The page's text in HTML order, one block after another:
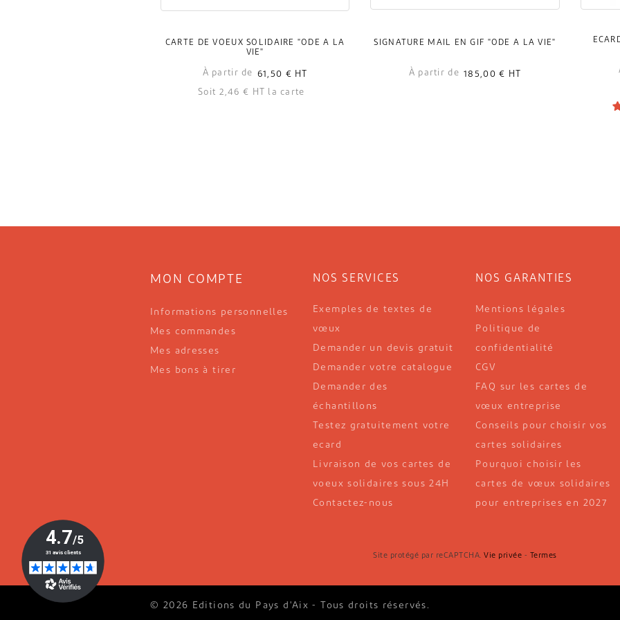
CARTE DE VOEUX SOLIDAIRE "ODE À LA
VIE"
À partir de 61,50 € HT
Soit 2,46 € HT la carte
SIGNATURE MAIL EN GIF "ODE À LA VIE"
À partir de 185,00 € HT
MON COMPTE
Informations personnelles
Mes commandes
Mes adresses
Mes bons à tirer
NOS SERVICES
Exemples de textes de
vœux
Demander un devis gratuit
Demander votre catalogue
Demander des
échantillons
Testez gratuitement votre
ecard
Livraison de vos cartes de
voeux solidaires sous 24H
Contactez-nous
NOS GARANTIES
Mentions légales
Politique de
confidentialité
CGV
FAQ sur les cartes de
vœux entreprise
Conseils pour choisir vos
cartes solidaires
Pourquoi choisir les
cartes de vœux solidaires
pour entreprises en 2027
Site protégé par reCAPTCHA.Vie privée - Termes
© 2026 Editions du Pays d'Aix - Tous droits réservés.